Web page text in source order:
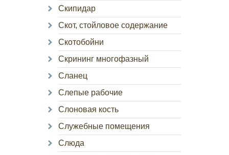
Скипидар
Скот, стойловое содержание
Скотобойни
Скрининг многофазный
Сланец
Слепые рабочие
Слоновая кость
Служебные помещения
Слюда